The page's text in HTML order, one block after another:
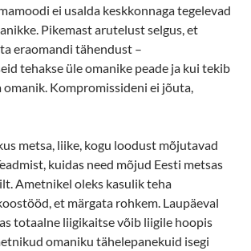
ei usalda keskkonnaga tegelevad
Pikemast arutelust selgus, et
eraomandi tähendust –
tehakse üle omanike peade ja kui tekib
omanik. Kompromissideni ei jõuta,
metsa, liike, kogu loodust mõjutavad
kuidas need mõjud Eesti metsas
Ametnikel oleks kasulik teha
et märgata rohkem. Laupäeval
totaalne liigikaitse võib liigile hoopis
omaniku tähelepanekuid isegi